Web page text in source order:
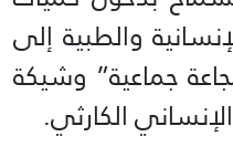
والطبية إلى
جماعية” وشيكة
الكارثي.